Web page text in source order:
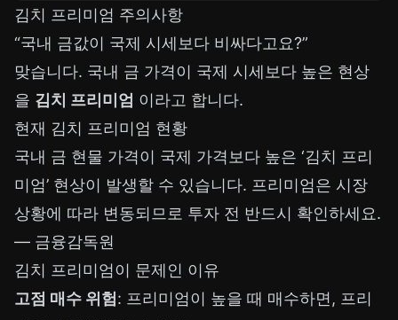
김치 프리미엄 주의사항
“국내 금값이 국제 시세보다 비싸다고요?”
맞습니다. 국내 금 가격이 국제 시세보다 높은 현상
을 김치 프리미엄 이라고 합니다.
현재 김치 프리미엄 현황
국내 금 현물 가격이 국제 가격보다 높은 ‘김치 프리
미엄’ 현상이 발생할 수 있습니다. 프리미엄은 시장
상황에 따라 변동되므로 투자 전 반드시 확인하세요.
— 금융감독원
김치 프리미엄이 문제인 이유
고점 매수 위험: 프리미엄이 높을 때 매수하면, 프리